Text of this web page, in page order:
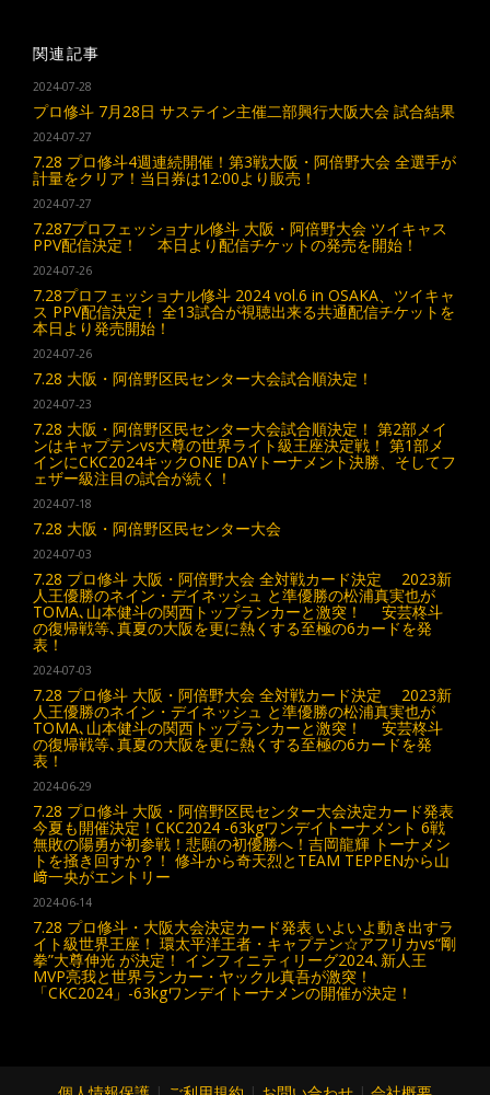
関連記事
2024-07-28
プロ修斗 7月28日 サステイン主催二部興行大阪大会 試合結果
2024-07-27
7.28 プロ修斗4週連続開催！第3戦大阪・阿倍野大会 全選手が
計量をクリア！当日券は12:00より販売！
2024-07-27
7.287プロフェッショナル修斗 大阪・阿倍野大会 ツイキャス
PPV配信決定！ 本日より配信チケットの発売を開始！
2024-07-26
7.28プロフェッショナル修斗 2024 vol.6 in OSAKA、ツイキャ
ス PPV配信決定！ 全13試合が視聴出来る共通配信チケットを
本日より発売開始！
2024-07-26
7.28 大阪・阿倍野区民センター大会試合順決定！
2024-07-23
7.28 大阪・阿倍野区民センター大会試合順決定！ 第2部メイ
ンはキャプテンvs大尊の世界ライト級王座決定戦！ 第1部メ
インにCKC2024キックONE DAYトーナメント決勝、そしてフ
ェザー級注目の試合が続く！
2024-07-18
7.28 大阪・阿倍野区民センター大会
2024-07-03
7.28 プロ修斗 大阪・阿倍野大会 全対戦カード決定 2023新
人王優勝のネイン・デイネッシュ と準優勝の松浦真実也が
TOMA､山本健斗の関西トップランカーと激突！ 安芸柊斗
の復帰戦等､真夏の大阪を更に熱くする至極の6カードを発
表！
2024-07-03
7.28 プロ修斗 大阪・阿倍野大会 全対戦カード決定 2023新
人王優勝のネイン・デイネッシュ と準優勝の松浦真実也が
TOMA､山本健斗の関西トップランカーと激突！ 安芸柊斗
の復帰戦等､真夏の大阪を更に熱くする至極の6カードを発
表！
2024-06-29
7.28 プロ修斗 大阪・阿倍野区民センター大会決定カード発表
今夏も開催決定！CKC2024 -63kgワンデイトーナメント 6戦
無敗の陽勇が初参戦！悲願の初優勝へ！吉岡龍輝 トーナメン
トを掻き回すか？！ 修斗から奇天烈とTEAM TEPPENから山
﨑一央がエントリー
2024-06-14
7.28 プロ修斗・大阪大会決定カード発表 いよいよ動き出すラ
イト級世界王座！ 環太平洋王者・キャプテン☆アフリカvs“剛
拳”大尊伸光 が決定！ インフィニティリーグ2024､新人王
MVP亮我と世界ランカー・ヤックル真吾が激突！
「CKC2024」-63kgワンデイトーナメンの開催が決定！